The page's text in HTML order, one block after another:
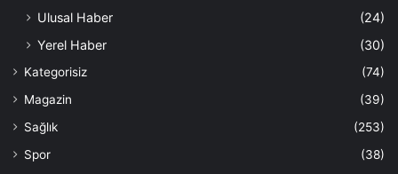
Ulusal Haber
(24)
Yerel Haber
(30)
Kategorisiz
(74)
Magazin
(39)
Sağlık
(253)
Spor
(38)